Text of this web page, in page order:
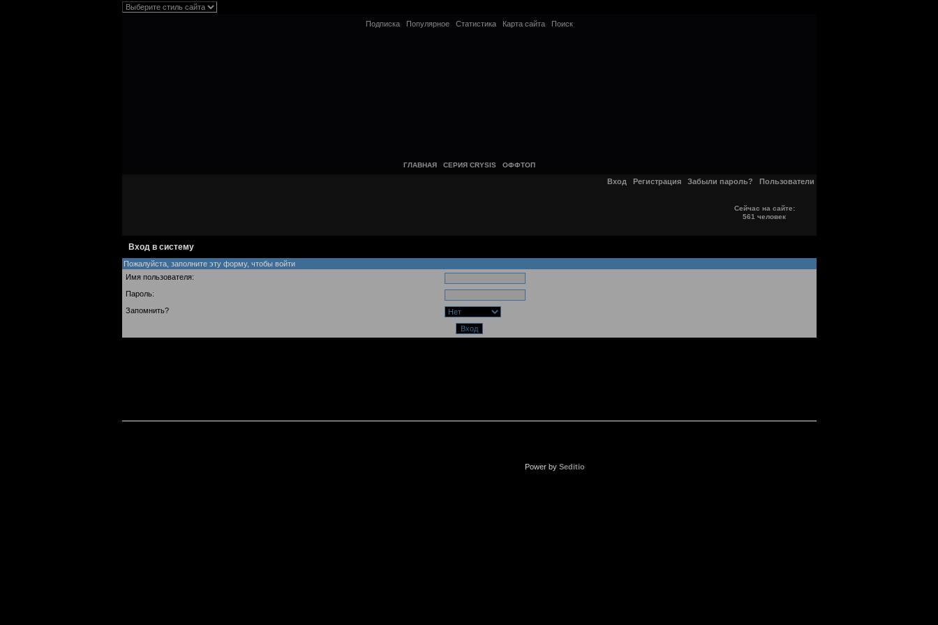
Подписка Популярное Статистика Карта сайта Поиск
ГЛАВНАЯ СЕРИЯ CRYSIS ОФФТОП
Вход Регистрация Забыли пароль? Пользователи
Сейчас на сайте:
561 человек
Вход в систему
Пожалуйста, заполните эту форму, чтобы войти
Имя пользователя:
Пароль:
Запомнить?
Power by Seditio